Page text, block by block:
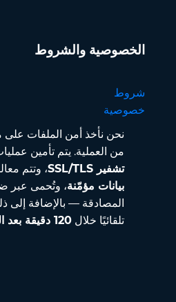
الخصوصية والشروط
شروط
خصوصية
نحن نأخذ أمن الملفات
من العملية. يتم تأمين
تشفير SSL/TLS
، وتتم
بيانات مؤمّنة، وتُحمى عبر
المصادقة — بالإضافة إلى
تلقائيًا خلال 120 دقيقة بعد التحويل